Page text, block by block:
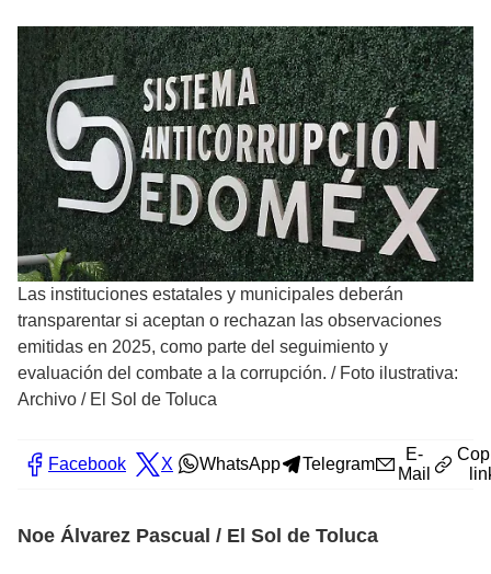
Las instituciones estatales y municipales deberán
transparentar si aceptan o rechazan las observaciones
emitidas en 2025, como parte del seguimiento y
evaluación del combate a la corrupción. / Foto ilustrativa:
Archivo / El Sol de Toluca
Facebook X WhatsApp Telegram
E-
Mail
Noe Álvarez Pascual / El Sol de Toluca